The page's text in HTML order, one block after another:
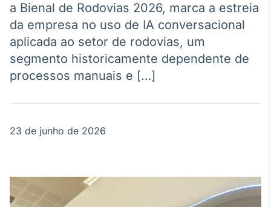
Os bastidores da
política em
tempo real
Broadcast
Energia
White Label
a Bienal de Rodovias 2026, marca a estreia
da empresa no uso de IA conversacional
aplicada ao setor de rodovias, um
segmento historicamente dependente de
processos manuais e […]
23 de junho de 2026